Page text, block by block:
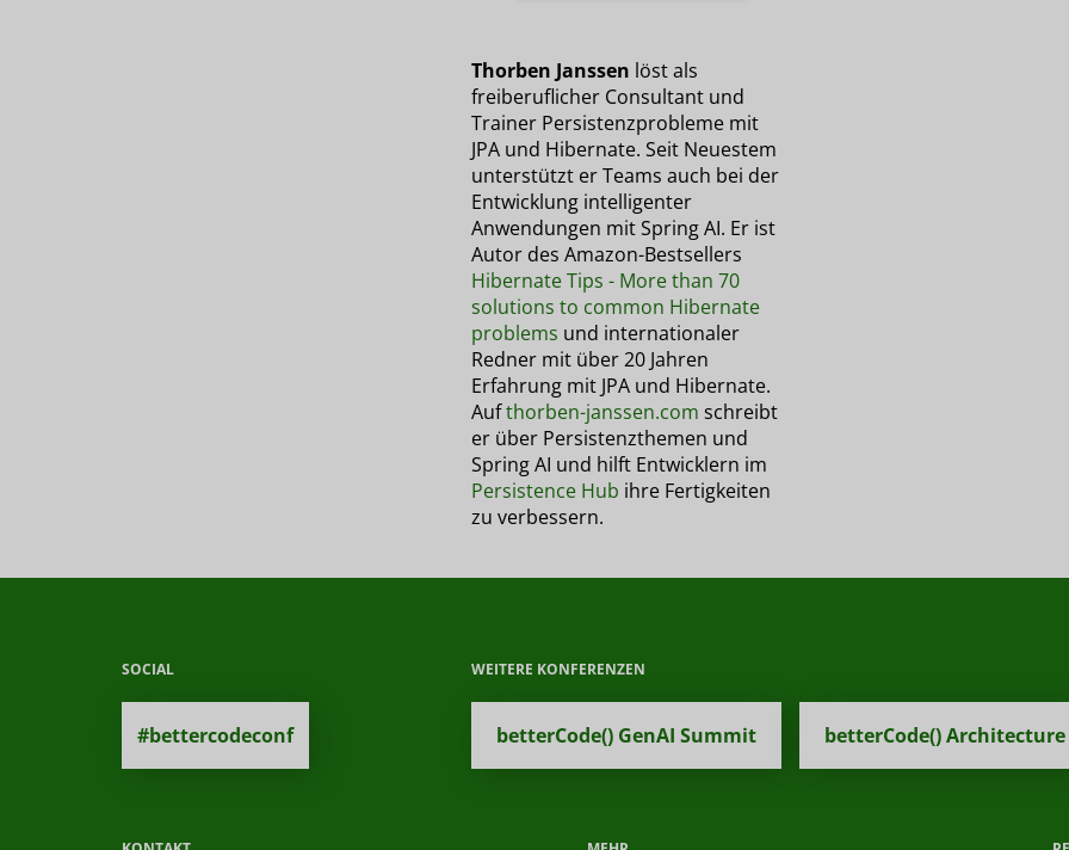
Thorben Janssen löst als
freiberuflicher Consultant und
Trainer Persistenzprobleme mit
JPA und Hibernate. Seit Neuestem
unterstützt er Teams auch bei der
Entwicklung intelligenter
Anwendungen mit Spring AI. Er ist
Autor des Amazon-Bestsellers
Hibernate Tips - More than 70
solutions to common Hibernate
problems und internationaler
Redner mit über 20 Jahren
Erfahrung mit JPA und Hibernate.
Aufthorben-janssen.com schreibt
er über Persistenzthemen und
Spring AI und hilft Entwicklern im
Persistence Hub ihre Fertigkeiten
zu verbessern.
SOCIAL
#bettercodeconf
WEITERE KONFERENZEN
betterCode() GenAI Summit betterCode() Architecture